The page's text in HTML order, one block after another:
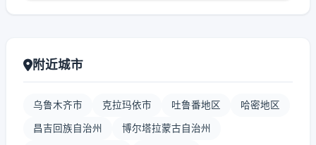
附近城市
乌鲁木齐市 克拉玛依市 吐鲁番地区 哈密地区
昌吉回族自治州 博尔塔拉蒙古自治州